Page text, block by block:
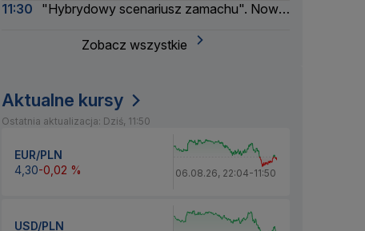
11:30
"Hybrydowy scenariusz zamachu". Nowe
Zobacz wszystkie
Aktualne kursy
Ostatnia aktualizacja: Dziś, 11:50
EUR/PLN
4,30-0,02 % 06.08.26, 22:04-11:50
USD/PLN